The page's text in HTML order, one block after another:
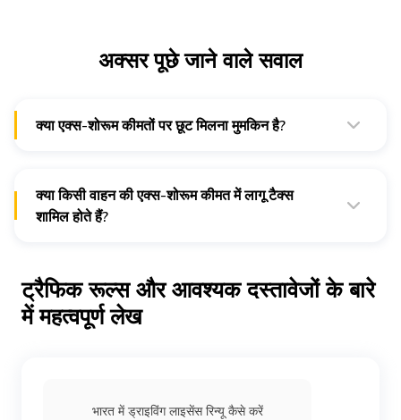
अक्सर पूछे जाने वाले सवाल
क्या एक्स-शोरूम कीमतों पर छूट मिलना मुमकिन है?
क्या किसी वाहन की एक्स-शोरूम कीमत में लागू टैक्स
शामिल होते हैं?
ट्रैफिक रूल्स और आवश्यक दस्तावेजों के बारे
में महत्वपूर्ण लेख
भारत में ड्राइविंग लाइसेंस रिन्यू कैसे करें